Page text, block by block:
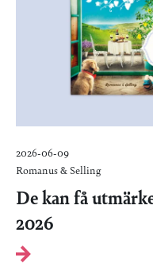
2026-06-09
Romanus & Selling
De kan få
2026